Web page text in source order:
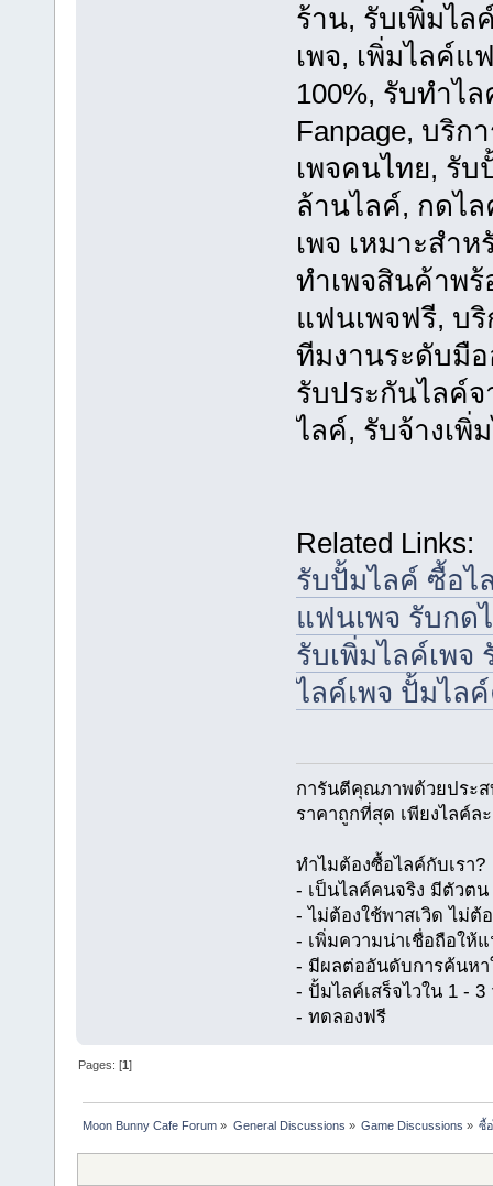
ร้าน, รับเพิ่มไ
เพจ, เพิ่มไลค์
100%, รับทำไ
Fanpage, บริ
เพจคนไทย, รั
ล้านไลค์, กดไ
เพจ เหมาะสำ
ทำเพจสินค้าพ
แฟนเพจฟรี, บ
ทีมงานระดับมื
รับประกันไลค์
ไลค์, รับจ้างเพิ่
Related Links:
รับปั้มไลค์ ซื้อไ
แฟนเพจ รับกด
รับเพิ่มไลค์เพ
ไลค์เพจ ปั้มไล
การันตีคุณภาพด้วยประ
ราคาถูกที่สุด เพียงไลค์ล
ทำไมต้องซื้อไลค์กับเรา?
- เป็นไลค์คนจริง มีตัวตน
- ไม่ต้องใช้พาสเวิด ไม่ต้
- เพิ่มความน่าเชื่อถือให้
- มีผลต่ออันดับการค้นหา
- ปั้มไลค์เสร็จไวใน 1 - 3
- ทดลองฟรี
Pages: [1]
Moon Bunny Cafe Forum » General Discussions » Game Discussions » ซื้